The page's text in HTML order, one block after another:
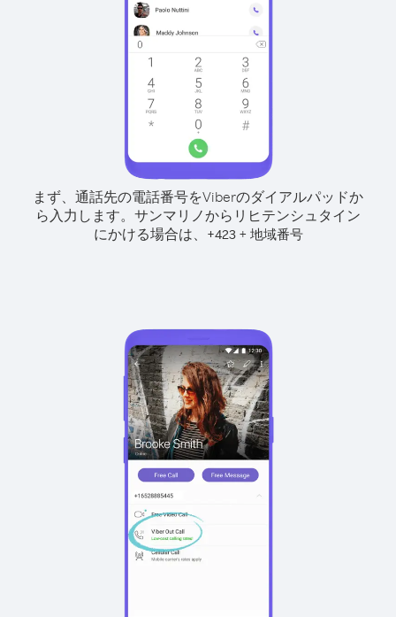
まず、通話先の電話番号をViberのダイアルパッドか
ら入力します。 サンマリノからリヒテンシュタイン
にかける場合は、
+423+ 地域番号